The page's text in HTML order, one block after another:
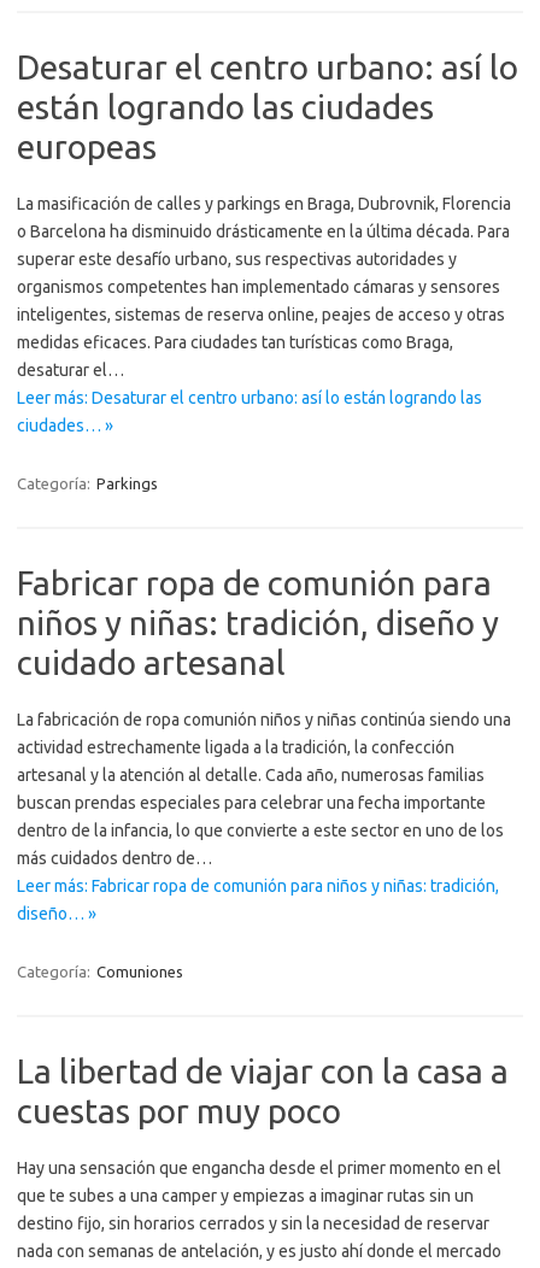
Desaturar el centro urbano: así lo
están logrando las ciudades
europeas
La masificación de calles y parkings en Braga, Dubrovnik, Florencia
o Barcelona ha disminuido drásticamente en la última década. Para
superar este desafío urbano, sus respectivas autoridades y
organismos competentes han implementado cámaras y sensores
inteligentes, sistemas de reserva online, peajes de acceso y otras
medidas eficaces. Para ciudades tan turísticas como Braga,
desaturar el…
Leer más: Desaturar el centro urbano: así lo están logrando las
ciudades… »
Categoría: Parkings
Fabricar ropa de comunión para
niños y niñas: tradición, diseño y
cuidado artesanal
La fabricación de ropa comunión niños y niñas continúa siendo una
actividad estrechamente ligada a la tradición, la confección
artesanal y la atención al detalle. Cada año, numerosas familias
buscan prendas especiales para celebrar una fecha importante
dentro de la infancia, lo que convierte a este sector en uno de los
más cuidados dentro de…
Leer más: Fabricar ropa de comunión para niños y niñas: tradición,
diseño… »
Categoría: Comuniones
La libertad de viajar con la casa a
cuestas por muy poco
Hay una sensación que engancha desde el primer momento en el
que te subes a una camper y empiezas a imaginar rutas sin un
destino fijo, sin horarios cerrados y sin la necesidad de reservar
nada con semanas de antelación, y es justo ahí donde el mercado